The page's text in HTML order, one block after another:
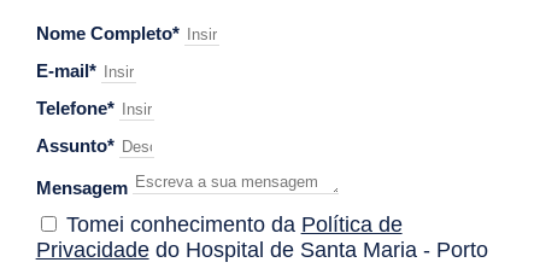
Nome Completo*
E-mail*
Telefone*
Assunto*
Mensagem
Tomei conhecimento da Política de
Privacidadedo Hospital de Santa Maria - Porto